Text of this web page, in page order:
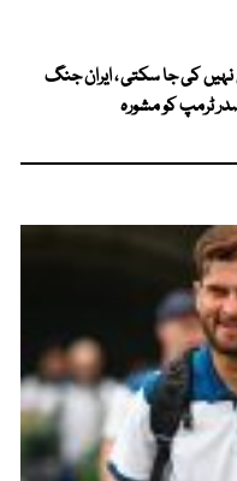
کی جا سکتی ، ایران جنگ
ٹرمپ کو مشورہ